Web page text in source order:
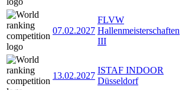
07.02.2027
FLVW
Hallenmeisterschaften
III
13.02.2027
ISTAF INDOOR
Düsseldorf